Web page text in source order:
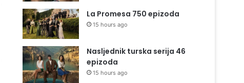
La Promesa 750 epizoda
15 hours ago
Nasljednik turska serija 46
epizoda
15 hours ago